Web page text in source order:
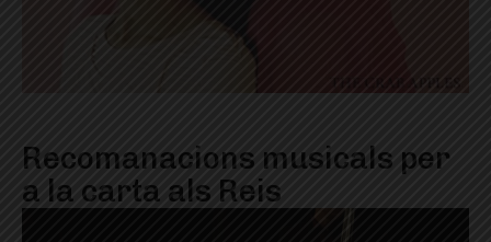
Recomanacions musicals per
a la carta als Reis